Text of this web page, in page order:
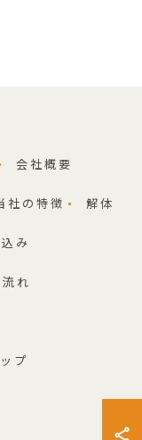
会社概要
社の特徴 解体
み
れ
プ